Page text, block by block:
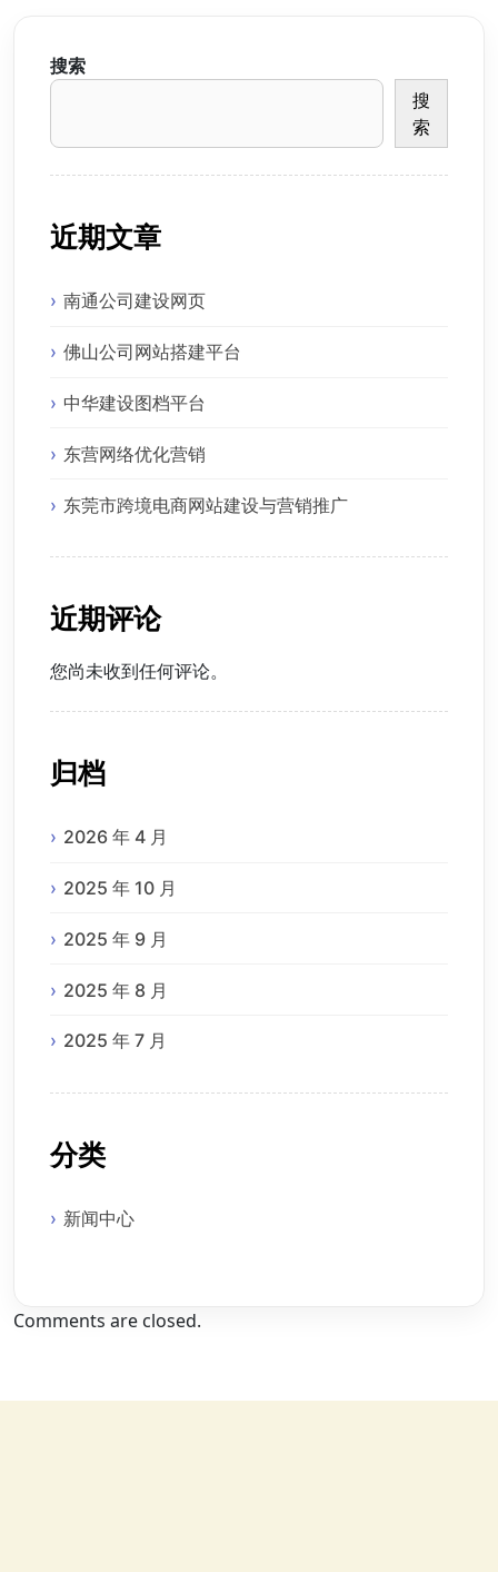
搜索
搜
索
近期文章
南通公司建设网页
佛山公司网站搭建平台
中华建设图档平台
东营网络优化营销
东莞市跨境电商网站建设与营销推广
近期评论
您尚未收到任何评论。
归档
2026 年 4 月
2025 年 10 月
2025 年 9 月
2025 年 8 月
2025 年 7 月
分类
新闻中心
Comments are closed.